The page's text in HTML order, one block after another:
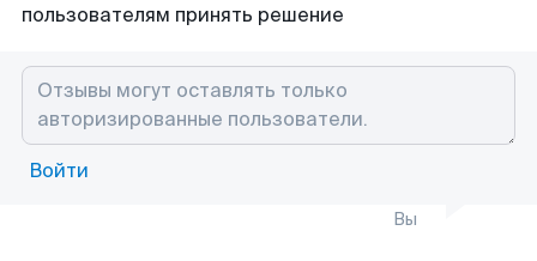
пользователям принять решение
Войти
Вы